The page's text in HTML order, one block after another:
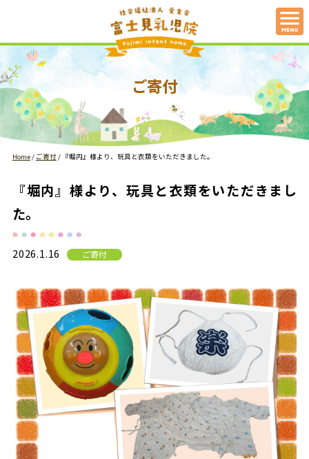
ご寄付
Home/ ご寄付/ 『堀内』様より、玩具と衣類をいただきました。
『堀内』様より、玩具と衣類をいただきまし
た。
2026.1.16 ご寄付